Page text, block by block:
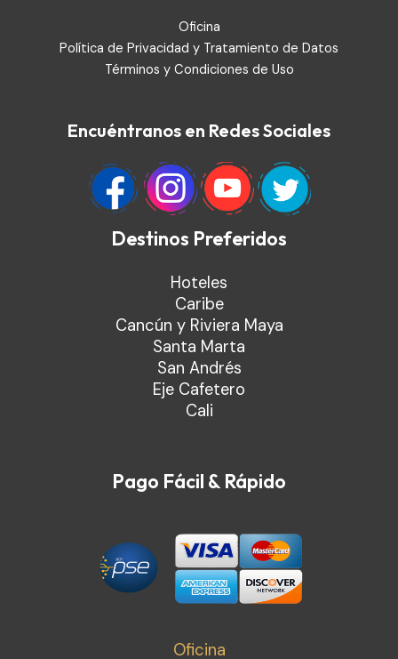
Oficina
Política de Privacidad y Tratamiento de Datos
Términos y Condiciones de Uso
Encuéntranos en Redes Sociales
Destinos Preferidos
Hoteles
Caribe
Cancún y Riviera Maya
Santa Marta
San Andrés
Eje Cafetero
Cali
Pago Fácil & Rápido
Oficina